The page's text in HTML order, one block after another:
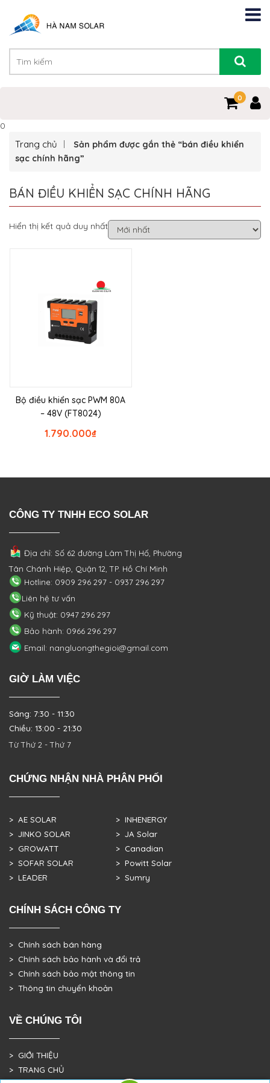
0
0
Trang chủ
Sản phẩm được gắn thẻ “bán điều khiển
sạc chính hãng”
BÁN ĐIỀU KHIỂN SẠC CHÍNH HÃNG
Hiển thị kết quả duy nhất
Bộ điều khiển sạc PWM 80A
– 48V (FT8024)
₫
1.790.000
CÔNG TY TNHH ECO SOLAR
Địa chỉ: Số 62 đường Lâm Thị Hố, Phường
Tân Chánh Hiệp, Quận 12, TP. Hồ Chí Minh
Hotline: 0909 296 297 - 0937 296 297
Liên hệ tư vấn
Kỹ thuật: 0947 296 297
Bảo hành: 0966 296 297
Email: nangluongthegioi@gmail.com
GIỜ LÀM VIỆC
Sáng: 7:30 - 11:30
Chiều: 13:00 - 21:30
Từ Thứ 2 - Thứ 7
CHỨNG NHẬN NHÀ PHÂN PHỐI
> AE SOLAR
> JINKO SOLAR
> GROWATT
> SOFAR SOLAR
> LEADER
> INHENERGY
> JA Solar
> Canadian
> Powitt Solar
> Sumry
CHÍNH SÁCH CÔNG TY
> Chính sách bán hàng
> Chính sách bảo hành và đổi trả
> Chính sách bảo mật thông tin
> Thông tin chuyển khoản
VỀ CHÚNG TÔI
> GIỚI THIỆU
> TRANG CHỦ